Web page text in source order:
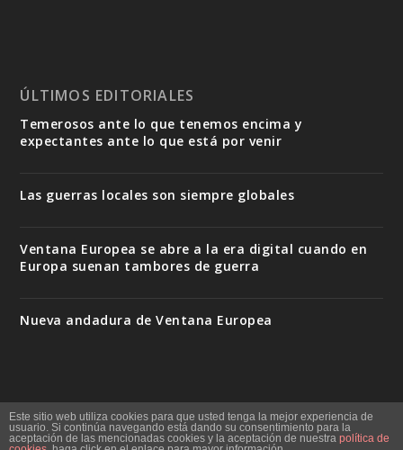
ÚLTIMOS EDITORIALES
Temerosos ante lo que tenemos encima y
expectantes ante lo que está por venir
Las guerras locales son siempre globales
Ventana Europea se abre a la era digital cuando en
Europa suenan tambores de guerra
Nueva andadura de Ventana Europea
Quiénes somos Staff Contacto
Mapa del sitio
Este sitio web utiliza cookies para que usted tenga la mejor experiencia de
usuario. Si continúa navegando está dando su consentimiento para la
aceptación de las mencionadas cookies y la aceptación de nuestra política de